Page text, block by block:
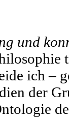
und
ich –
der